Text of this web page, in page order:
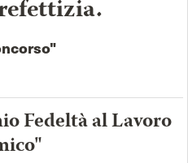
Fedeltà al Lavoro